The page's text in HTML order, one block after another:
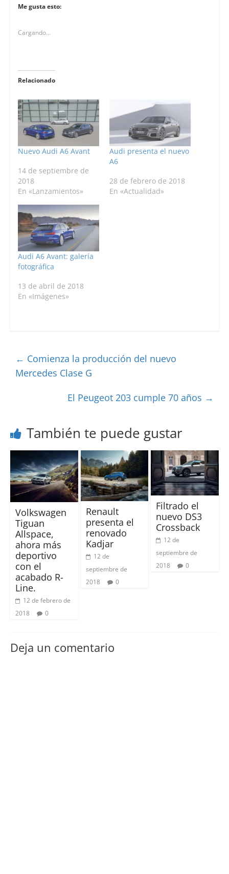
Me gusta esto:
Cargando...
Relacionado
Nuevo Audi A6 Avant
14 de septiembre de
2018
En «Lanzamientos»
Audi presenta el nuevo
A6
28 de febrero de 2018
En «Actualidad»
Audi A6 Avant: galería
fotográfica
13 de abril de 2018
En «Imágenes»
← Comienza la producción del nuevo
Mercedes Clase G
El Peugeot 203 cumple 70 años →
También te puede gustar
Volkswagen
Tiguan
Allspace,
ahora más
deportivo
con el
acabado R-
Line.
12 de febrero de
2018
0
Renault
presenta el
renovado
Kadjar
12 de
septiembre de
2018
0
Filtrado el
nuevo DS3
Crossback
12 de
septiembre de
2018
0
Deja un comentario